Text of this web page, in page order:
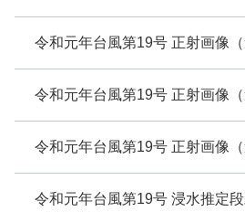
令和元年台風第19号 正射画像
令和元年台風第19号 正射画像
令和元年台風第19号 正射画像
令和元年台風第19号 浸水推定